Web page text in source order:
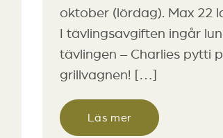
oktober (lördag). Max 22
I tävlingsavgiften ingår
tävlingen – Charlies pytti
grillvagnen! […]
Läs mer